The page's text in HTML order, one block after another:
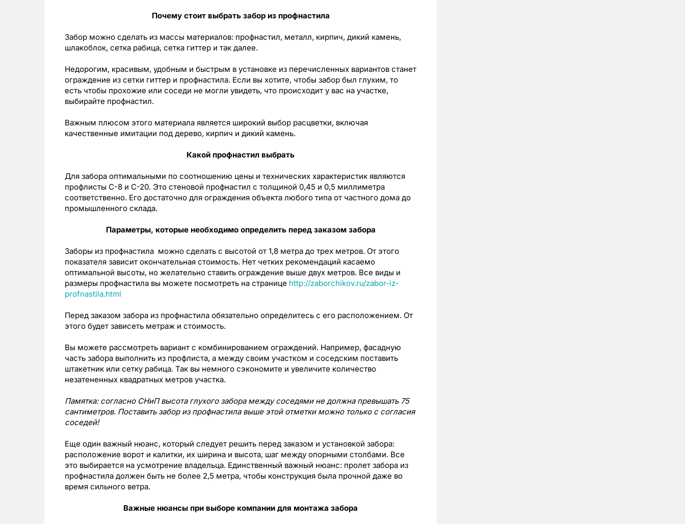
Почему стоит выбрать забор из профнастила
Забор можно сделать из массы материалов: профнастил, металл, кирпич, дикий камень,
шлакоблок, сетка рабица, сетка гиттер и так далее.
Недорогим, красивым, удобным и быстрым в установке из перечисленных вариантов станет
ограждение из сетки гиттер и профнастила. Если вы хотите, чтобы забор был глухим, то
есть чтобы прохожие или соседи не могли увидеть, что происходит у вас на участке,
выбирайте профнастил.
Важным плюсом этого материала является широкий выбор расцветки, включая
качественные имитации под дерево, кирпич и дикий камень.
Какой профнастил выбрать
Для забора оптимальными по соотношению цены и технических характеристик являются
профлисты С-8 и С-20. Это стеновой профнастил с толщиной 0,45 и 0,5 миллиметра
соответственно. Его достаточно для ограждения объекта любого типа от частного дома до
промышленного склада.
Параметры, которые необходимо определить перед заказом забора
Заборы из профнастила можно сделать с высотой от 1,8 метра до трех метров. От этого
показателя зависит окончательная стоимость. Нет четких рекомендаций касаемо
оптимальной высоты, но желательно ставить ограждение выше двух метров. Все виды и
размеры профнастила вы можете посмотреть на странице http://zaborchikov.ru/zabor-iz-
profnastila.html
Перед заказом забора из профнастила обязательно определитесь с его расположением. От
этого будет зависеть метраж и стоимость.
Вы можете рассмотреть вариант с комбинированием ограждений. Например, фасадную
часть забора выполнить из профлиста, а между своим участком и соседским поставить
штакетник или сетку рабица. Так вы немного сэкономите и увеличите количество
незатененных квадратных метров участка.
Памятка: согласно СНиП высота глухого забора между соседями не должна превышать 75
сантиметров. Поставить забор из профнастила выше этой отметки можно только с согласия
соседей!
Еще один важный нюанс, который следует решить перед заказом и установкой забора:
расположение ворот и калитки, их ширина и высота, шаг между опорными столбами. Все
это выбирается на усмотрение владельца. Единственный важный нюанс: пролет забора из
профнастила должен быть не более 2,5 метра, чтобы конструкция была прочной даже во
время сильного ветра.
Важные нюансы при выборе компании для монтажа забора